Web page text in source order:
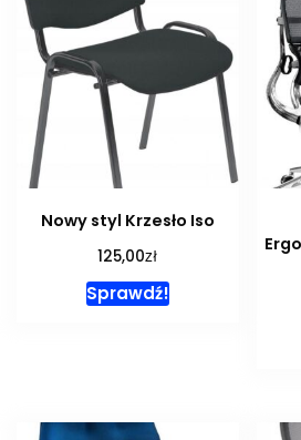
Nowy styl Krzesło Iso
125,00zł
Sprawdź!